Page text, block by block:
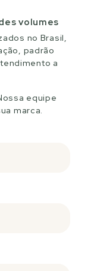
volumes
no Brasil,
padrão
a
equipe
marca.